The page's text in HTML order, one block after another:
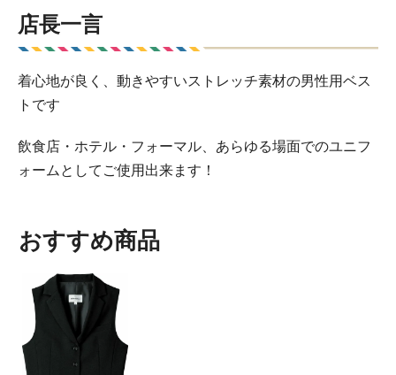
店長一言
着心地が良く、動きやすいストレッチ素材の男性用ベス
トです
飲食店・ホテル・フォーマル、あらゆる場面でのユニフ
ォームとしてご使用出来ます！
おすすめ商品